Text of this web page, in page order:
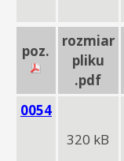
poz.
rozmiar
pliku
.pdf
0054
320 kB